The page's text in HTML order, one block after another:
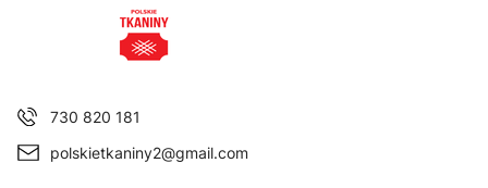
730 820 181
polskietkaniny2@gmail.com